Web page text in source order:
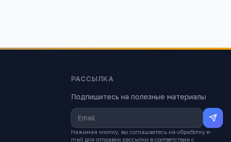
РАССЫЛКА
Подпишитесь на полезные материалы
Нажимая кнопку, вы соглашаетесь на обработку e-
mail для отправки рассылки в соответствии с